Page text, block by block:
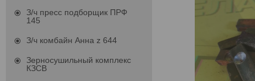
З/ч пресс подборщик ПРФ
145
З/ч комбайн Анна z 644
Зерносушильный комплекс
КЗСВ